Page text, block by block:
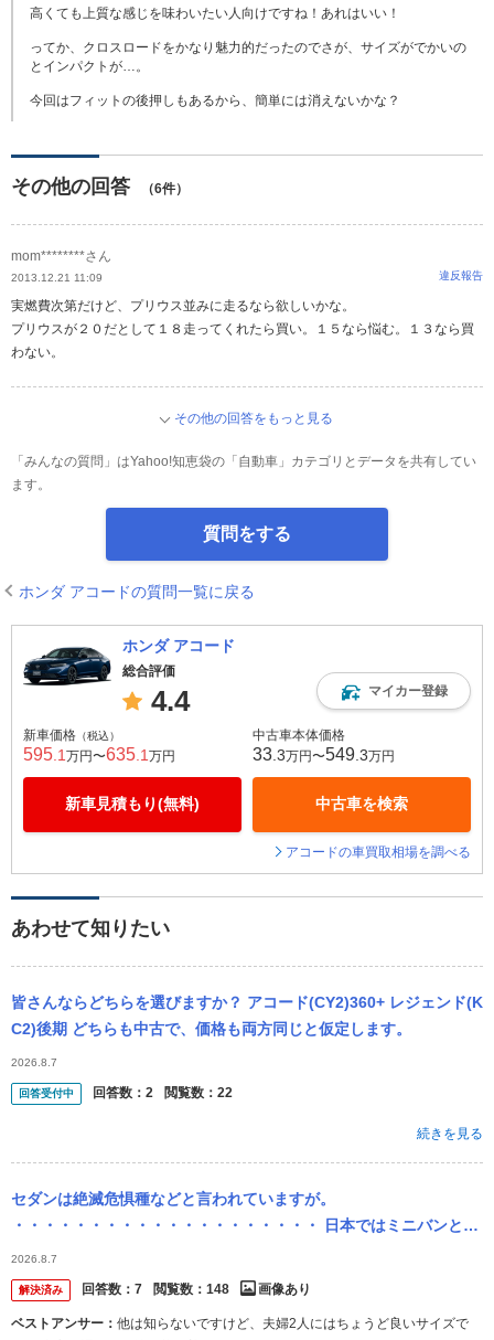
高くても上質な感じを味わいたい人向けですね！あれはいい！
ってか、クロスロードをかなり魅力的だったのでさが、サイズがでかいの
とインパクトが…。
今回はフィットの後押しもあるから、簡単には消えないかな？
その他の回答 （6件）
mom********さん
2013.12.21 11:09 違反報告
実燃費次第だけど、プリウス並みに走るなら欲しいかな。
プリウスが２０だとして１８走ってくれたら買い。１５なら悩む。１３なら買
わない。
その他の回答をもっと見る
「みんなの質問」はYahoo!知恵袋の「自動車」カテゴリとデータを共有してい
ます。
質問をする
ホンダ アコードの質問一覧に戻る
ホンダ アコード
総合評価
4.4 マイカー登録
新車価格 （税込）
595 .1 万円〜635 .1 万円
新車見積もり(無料)
中古車本体価格
33 .3万円〜549 .3万円
中古車を検索
アコードの車買取相場を調べる
あわせて知りたい
皆さんならどちらを選びますか？ アコード(CY2)360+ レジェンド(K
C2)後期 どちらも中古で、価格も両方同じと仮定します。
2026.8.7
回答受付中 回答数： 2 閲覧数： 22
続きを見る
セダンは絶滅危惧種などと言われていますが。
・・・・・・・・・・・・・・・・・・・・ 日本ではミニバンとＳ
ＵＶしか売れない。 セダンはオワコンなどと言われていますが。 で
すがプリウスて売れている...
2026.8.7
解決済み 回答数： 7 閲覧数： 148 画像あり
ベストアンサー： 他は知らないですけど、夫婦2人にはちょうど良いサイズで